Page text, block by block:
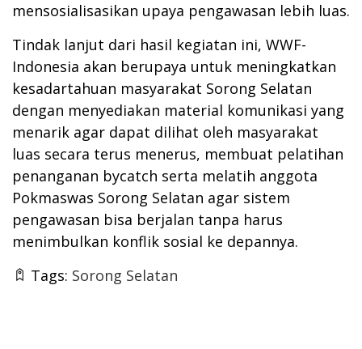
mensosialisasikan upaya pengawasan lebih luas.
Tindak lanjut dari hasil kegiatan ini, WWF-
Indonesia akan berupaya untuk meningkatkan
kesadartahuan masyarakat Sorong Selatan
dengan menyediakan material komunikasi yang
menarik agar dapat dilihat oleh masyarakat
luas secara terus menerus, membuat pelatihan
penanganan bycatch serta melatih anggota
Pokmaswas Sorong Selatan agar sistem
pengawasan bisa berjalan tanpa harus
menimbulkan konflik sosial ke depannya.
Tags: Sorong Selatan